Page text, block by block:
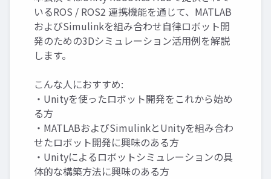
いるROS / ROS2 連携機能を通じて、MATLAB
およびSimulinkを組み合わせ自律ロボット開
発のための3Dシミュレーション活用例を解説
します。
こんな人におすすめ:
・Unityを使ったロボット開発をこれから始め
る方
・MATLABおよびSimulinkとUnityを組み合わ
せたロボット開発に興味のある方
・Unityによるロボットシミュレーションの具
体的な構築方法に興味のある方